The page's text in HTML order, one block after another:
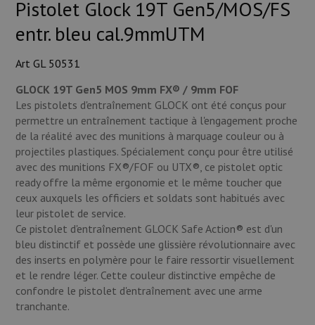
Pistolet Glock 19T Gen5/MOS/FS
entr. bleu cal.9mmUTM
Art GL 50531
GLOCK 19T Gen5 MOS 9mm FX® / 9mm FOF
Les pistolets d'entraînement GLOCK ont été conçus pour
permettre un entraînement tactique à l'engagement proche
de la réalité avec des munitions à marquage couleur ou à
projectiles plastiques. Spécialement conçu pour être utilisé
avec des munitions FX®/FOF ou UTX®, ce pistolet optic
ready offre la même ergonomie et le même toucher que
ceux auxquels les officiers et soldats sont habitués avec
leur pistolet de service.
Ce pistolet d'entraînement GLOCK Safe Action® est d'un
bleu distinctif et possède une glissière révolutionnaire avec
des inserts en polymère pour le faire ressortir visuellement
et le rendre léger. Cette couleur distinctive empêche de
confondre le pistolet d'entraînement avec une arme
tranchante.